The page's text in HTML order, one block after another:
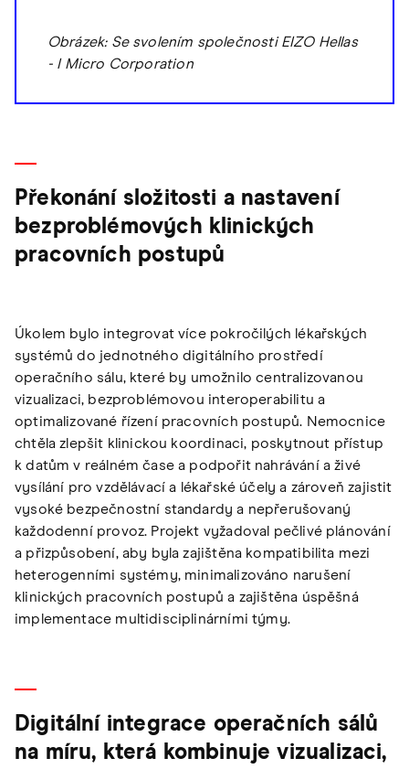
Obrázek: Se svolením společnosti EIZO Hellas
- I Micro Corporation
Překonání složitosti a nastavení
bezproblémových klinických
pracovních postupů
Úkolem bylo integrovat více pokročilých lékařských
systémů do jednotného digitálního prostředí
operačního sálu, které by umožnilo centralizovanou
vizualizaci, bezproblémovou interoperabilitu a
optimalizované řízení pracovních postupů. Nemocnice
chtěla zlepšit klinickou koordinaci, poskytnout přístup
k datům v reálném čase a podpořit nahrávání a živé
vysílání pro vzdělávací a lékařské účely a zároveň zajistit
vysoké bezpečnostní standardy a nepřerušovaný
každodenní provoz. Projekt vyžadoval pečlivé plánování
a přizpůsobení, aby byla zajištěna kompatibilita mezi
heterogenními systémy, minimalizováno narušení
klinických pracovních postupů a zajištěna úspěšná
implementace multidisciplinárními týmy.
Digitální integrace operačních sálů
na míru, která kombinuje vizualizaci,